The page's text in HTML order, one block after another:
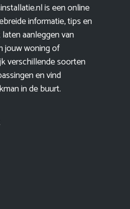
is een online
informatie, tips en
aanleggen van
jouw woning of
verschillende soorten
en vind
in de buurt.